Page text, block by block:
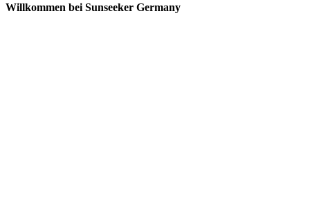
Willkommen bei Sunseeker Germany